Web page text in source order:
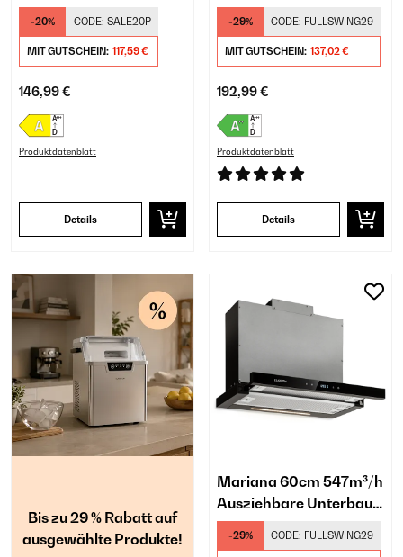
Dunstabzugshaube
Schwarz
-20% CODE: SALE20P
MIT GUTSCHEIN: 117,59 €
146,99 €
Produktdatenblatt
Details
Dunstabzugshaube
Weiß
-29% CODE: FULLSWING29
MIT GUTSCHEIN: 137,02 €
192,99 €
Produktdatenblatt
Details
Bis zu 29 % Rabatt auf
ausgewählte Produkte!
Mariana 60cm 547m³/h
Ausziehbare Unterbau-
Dunstabzugshaube
Schwarz
-29% CODE: FULLSWING29